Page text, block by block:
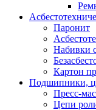
Паронит
Набивки
Картон
Подшипники,
Пресс-
Цепи